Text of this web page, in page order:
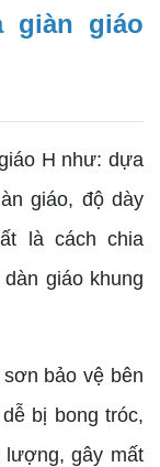
giàn giáo
H như: dựa
giáo, độ dày
là cách chia
giáo khung
bảo vệ bên
bị bong tróc,
lượng, gây mất